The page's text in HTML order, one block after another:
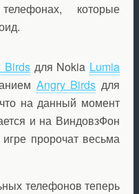
которые
Birdsдля Nokia Lumia
Angry Birds для
на данный момент
и на ВиндовзФон
пророчат весьма
телефонов теперь